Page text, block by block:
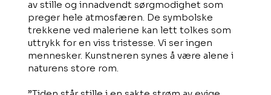
av stille og innadvendt sørgmodighet som
preger hele atmosfæren. De symbolske
trekkene ved maleriene kan lett tolkes som
uttrykk for en viss tristesse. Vi ser ingen
mennesker. Kunstneren synes å være alene i
naturens store rom.